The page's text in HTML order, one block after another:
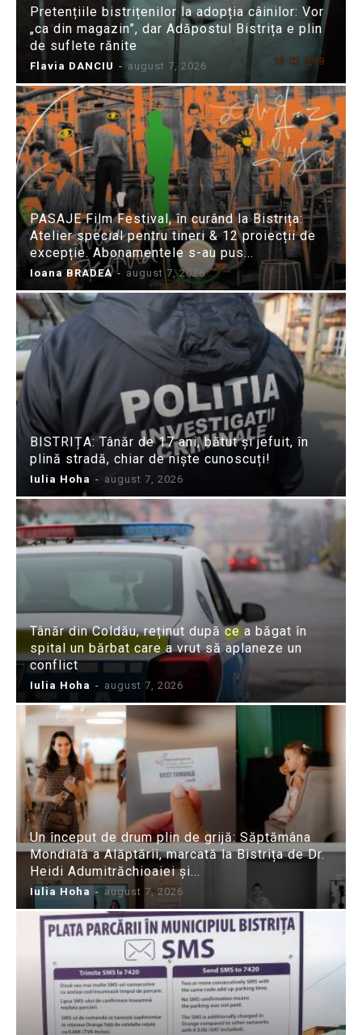
Pretențiile bistrițenilor la adopția câinilor: Vor
„ca din magazin”, dar Adăpostul Bistrița e plin
de suflete rănite
Flavia DANCIU - august 7, 2026
PASAJE Film Festival, în curând la Bistrița:
Atelier special pentru tineri & 12 proiecții de
excepție. Abonamentele s-au pus...
Ioana BRADEA - august 7, 2026
BISTRIȚA: Tânăr de 17 ani, bătut și jefuit, în
plină stradă, chiar de niște cunoscuți!
Iulia Hoha - august 7, 2026
Tânăr din Coldău, reținut după ce a băgat în
spital un bărbat care a vrut să aplaneze un
conflict
Iulia Hoha - august 7, 2026
Un început de drum plin de grijă: Săptămâna
Mondială a Alăptării, marcată la Bistrița de Dr.
Heidi Adumitrăchioaiei și...
Iulia Hoha - august 7, 2026